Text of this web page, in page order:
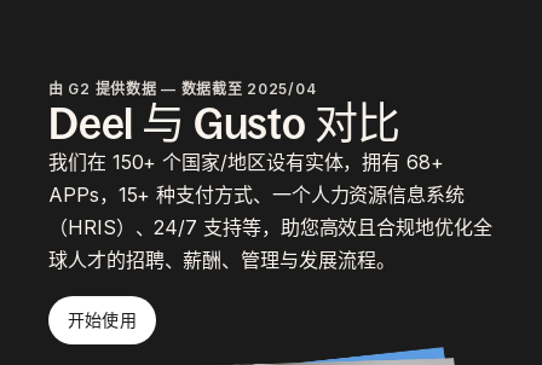
由 G2 提供数据 — 数据截至 2025/04
Deel 与 Gusto 对比
我们在 150+ 个国家/地区设有实体，拥有 68+
APPs，15+ 种支付方式、一个人力资源信息系统
（HRIS）、24/7 支持等，助您高效且合规地优化全
球人才的招聘、薪酬、管理与发展流程。
开始使用